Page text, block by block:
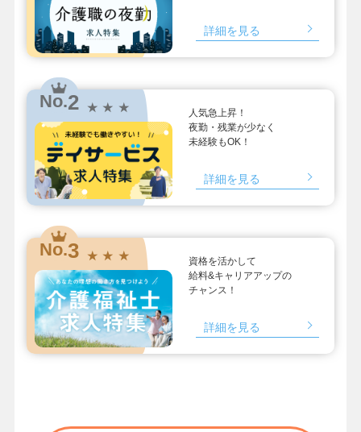
詳細を見る
No.2 ★ ★ ★
人気急上昇！
夜勤・残業が少なく
未経験もOK！
詳細を見る
No.3 ★ ★ ★
資格を活かして
給料&キャリアアップの
チャンス！
詳細を見る